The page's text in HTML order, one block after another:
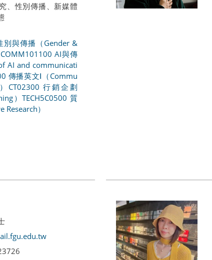
、性別傳播、新媒體
別與傳播（Gender &
COMM101100 AI與傳
AI and communicati
傳播英文Ⅰ（Commu
CT02300 行銷企劃
）TECH5C0500 質
）